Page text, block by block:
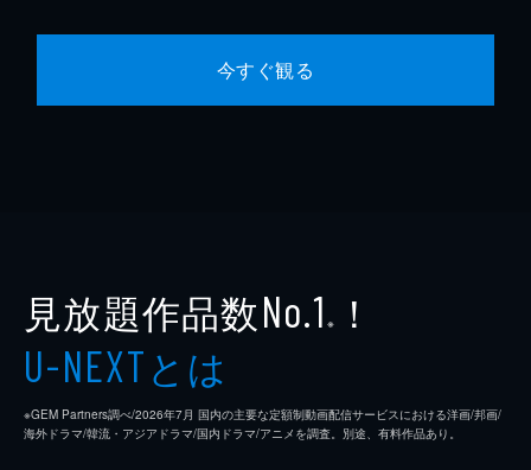
今すぐ観る
見放題作品数No.1 ※ ！
U-NEXTとは
※GEM Partners調べ/2026年7⽉ 国内の主要な定額制動画配信サービスにおける洋画/邦画/
海外ドラマ/韓流・アジアドラマ/国内ドラマ/アニメを調査。別途、有料作品あり。